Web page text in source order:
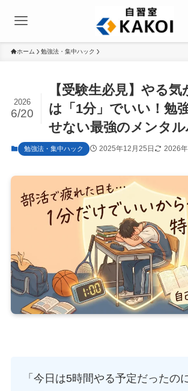
ホーム 勉強法・集中ハック
【受験生必見】やる気
は「1分」でいい！勉
せない最強のメンタル
2026
6/20
勉強法・集中ハック 2025年12月25日 2026
「今日は5時間やる予定だったの